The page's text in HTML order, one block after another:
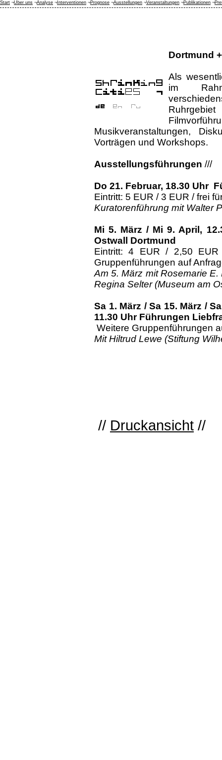
Dortmund
Als
im
Musikveranstaltungen,
Vorträgen und Workshops.
Ausstellungsführungen ///
Do 21. Februar, 18.30 Uhr
Eintritt: 5 EUR / 3 EUR / frei
Kuratorenführung mit Walter
Mi 5. März / Mi 9. April,
Ostwall Dortmund
Eintritt: 4 EUR / 2,50
Gruppenführungen auf
Am 5. März mit Rosemarie
Regina Selter (Museum am
Sa 1. März / Sa 15. März /
11.30 Uhr Führungen
Weitere Gruppenführungen
Mit Hiltrud Lewe (Stiftung
// Druckansicht //
Start ¬Über uns ¬Analyse ¬ Interventionen ¬Prognose ¬Ausstellungen ¬Veranstaltungen ¬Publikationen ¬